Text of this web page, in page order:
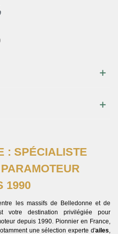
: SPÉCIALISTE
1990
les massifs de Belledonne et de
votre destination privilégiée pour
depuis 1990. Pionnier en France,
une sélection experte d'ailes